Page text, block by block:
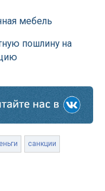
мебель
пошлину на
санкции